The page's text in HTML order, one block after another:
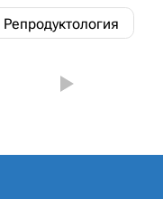
Репродуктология